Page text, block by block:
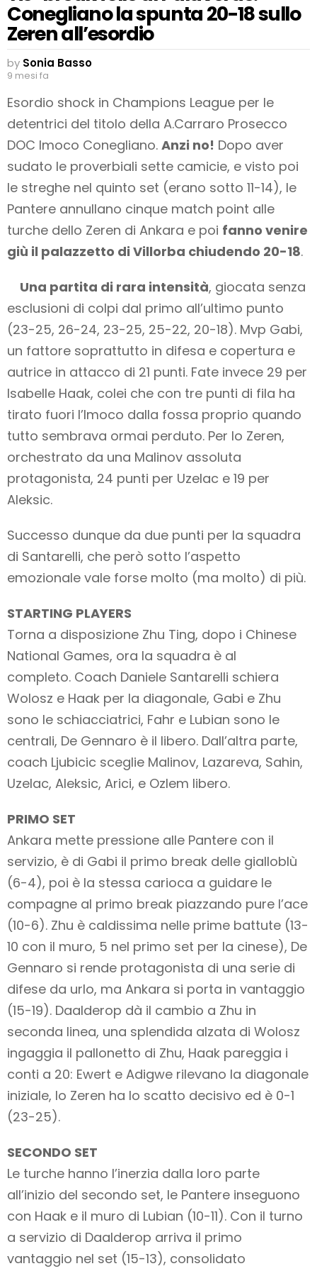
Conegliano la spunta 20-18 sullo
Zeren all’esordio
by Sonia Basso
9 mesi fa
Esordio shock in Champions League per le
detentrici del titolo della A.Carraro Prosecco
DOC Imoco Conegliano. Anzi no! Dopo aver
sudato le proverbiali sette camicie, e visto poi
le streghe nel quinto set (erano sotto 11-14), le
Pantere annullano cinque match point alle
turche dello Zeren di Ankara e poi fanno venire
giù il palazzetto di Villorba chiudendo 20-18.
Una partita di rara intensità, giocata senza
esclusioni di colpi dal primo all’ultimo punto
(23-25, 26-24, 23-25, 25-22, 20-18). Mvp Gabi,
un fattore soprattutto in difesa e copertura e
autrice in attacco di 21 punti. Fate invece 29 per
Isabelle Haak, colei che con tre punti di fila ha
tirato fuori l’Imoco dalla fossa proprio quando
tutto sembrava ormai perduto. Per lo Zeren,
orchestrato da una Malinov assoluta
protagonista, 24 punti per Uzelac e 19 per
Aleksic.
Successo dunque da due punti per la squadra
di Santarelli, che però sotto l’aspetto
emozionale vale forse molto (ma molto) di più.
STARTING PLAYERS
Torna a disposizione Zhu Ting, dopo i Chinese
National Games, ora la squadra è al
completo. Coach Daniele Santarelli schiera
Wolosz e Haak per la diagonale, Gabi e Zhu
sono le schiacciatrici, Fahr e Lubian sono le
centrali, De Gennaro è il libero. Dall’altra parte,
coach Ljubicic sceglie Malinov, Lazareva, Sahin,
Uzelac, Aleksic, Arici, e Ozlem libero.
PRIMO SET
Ankara mette pressione alle Pantere con il
servizio, è di Gabi il primo break delle gialloblù
(6-4), poi è la stessa carioca a guidare le
compagne al primo break piazzando pure l’ace
(10-6). Zhu è caldissima nelle prime battute (13-
10 con il muro, 5 nel primo set per la cinese), De
Gennaro si rende protagonista di una serie di
difese da urlo, ma Ankara si porta in vantaggio
(15-19). Daalderop dà il cambio a Zhu in
seconda linea, una splendida alzata di Wolosz
ingaggia il pallonetto di Zhu, Haak pareggia i
conti a 20: Ewert e Adigwe rilevano la diagonale
iniziale, lo Zeren ha lo scatto decisivo ed è 0-1
(23-25).
SECONDO SET
Le turche hanno l’inerzia dalla loro parte
all’inizio del secondo set, le Pantere inseguono
con Haak e il muro di Lubian (10-11). Con il turno
a servizio di Daalderop arriva il primo
vantaggio nel set (15-13), consolidato